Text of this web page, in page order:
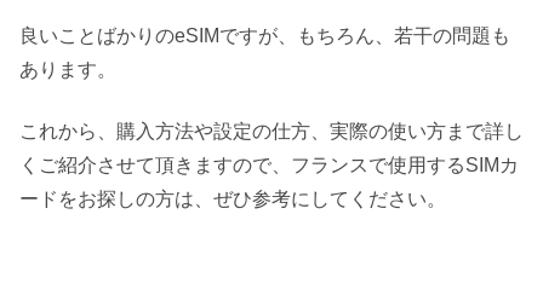
良いことばかりのeSIMですが、もちろん、若干の問題も
あります。
これから、購入方法や設定の仕方、実際の使い方まで詳し
くご紹介させて頂きますので、フランスで使用するSIMカ
ードをお探しの方は、ぜひ参考にしてください。